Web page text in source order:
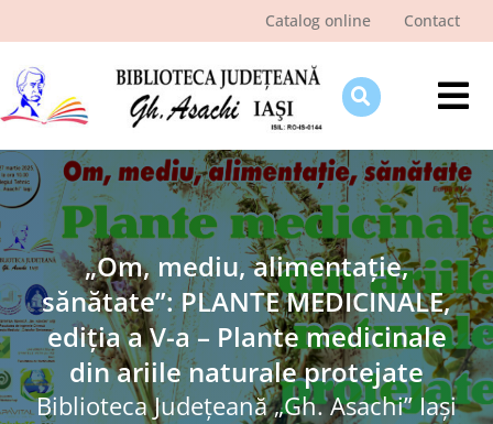
Catalog online Contact
Despre bibliotecă
Pagina cititorului
Ştiri şi evenimente
Programe şi proiecte
Interes public
„Om, mediu, alimentație,
sănătate”: PLANTE MEDICINALE,
ediția a V-a – Plante medicinale
din ariile naturale protejate
Biblioteca Judeţeană „Gh. Asachi” Iaşi